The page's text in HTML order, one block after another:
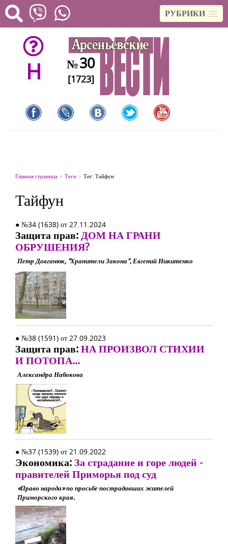
РУБРИКИ
H №30
[1723]
Главная страница Теги Тег: Тайфун
Тайфун
● №34 (1638) от 27.11.2024
Защита прав:ДОМ НА ГРАНИ
ОБРУШЕНИЯ?
Петр Довганюк, "Хранители Закона", Евгений Никитенко
● №38 (1591) от 27.09.2023
Защита прав:НА ПРОИЗВОЛ СТИХИИ
И ПОТОПА...
Александра Набокова
● №37 (1539) от 21.09.2022
Экономика: За страдание и горе людей -
правителей Приморья под суд
«Право народа» по просьбе пострадавших жителей
Приморского края.